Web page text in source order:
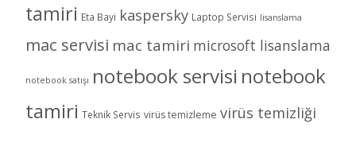
tamiri Eta Bayi kaspersky Laptop Servisi lisanslama
mac servisi mac tamiri microsoft lisanslama
notebook satışı notebook servisi notebook
tamiri Teknik Servis virüs temizleme virüs temizliği